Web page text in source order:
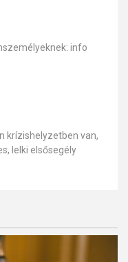
info
krízishelyzetben van,
lelki elsősegély